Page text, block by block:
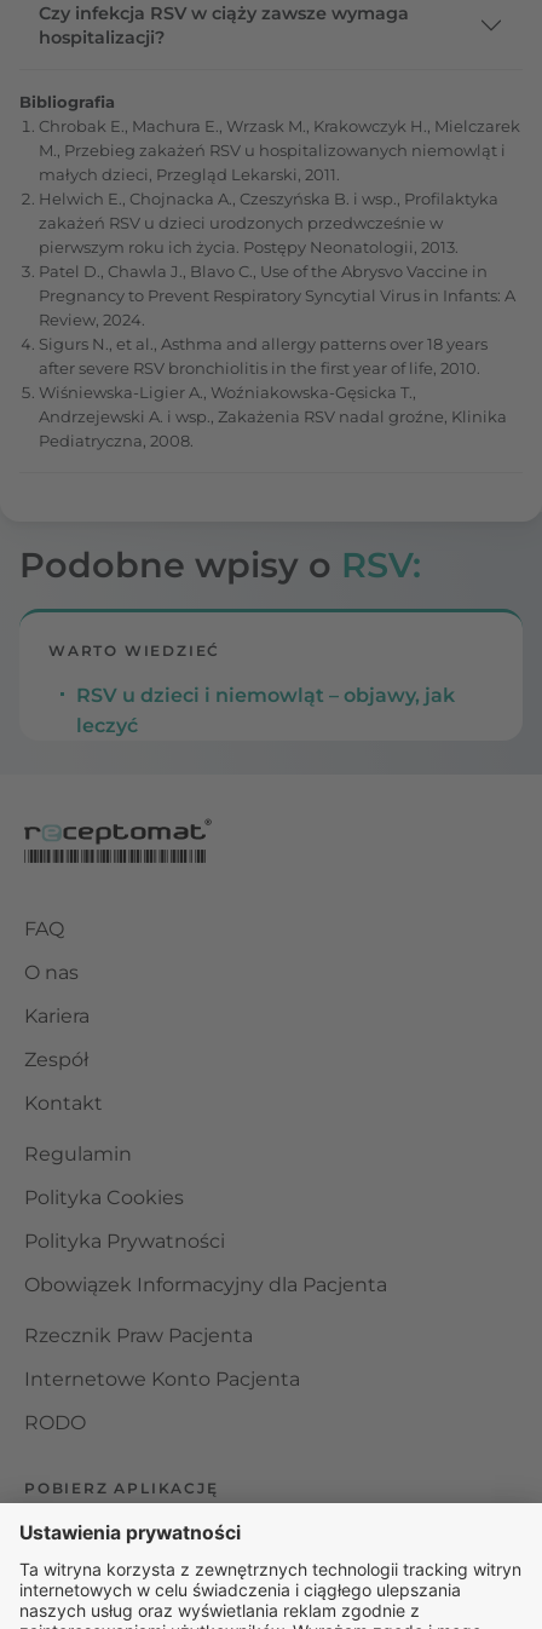
Czy infekcja RSV w ciąży zawsze wymaga
hospitalizacji?
Bibliografia
Chrobak E., Machura E., Wrzask M., Krakowczyk H., Mielczarek
M., Przebieg zakażeń RSV u hospitalizowanych niemowląt i
małych dzieci, Przegląd Lekarski, 2011.
Helwich E., Chojnacka A., Czeszyńska B. i wsp., Profilaktyka
zakażeń RSV u dzieci urodzonych przedwcześnie w
pierwszym roku ich życia. Postępy Neonatologii, 2013.
Patel D., Chawla J., Blavo C., Use of the Abrysvo Vaccine in
Pregnancy to Prevent Respiratory Syncytial Virus in Infants: A
Review, 2024.
Sigurs N., et al., Asthma and allergy patterns over 18 years
after severe RSV bronchiolitis in the first year of life, 2010.
Wiśniewska-Ligier A., Woźniakowska-Gęsicka T.,
Andrzejewski A. i wsp., Zakażenia RSV nadal groźne, Klinika
Pediatryczna, 2008.
Podobne wpisy o RSV:
WARTO WIEDZIEĆ
RSV u dzieci i niemowląt – objawy, jak
leczyć
FAQ
O nas
Kariera
Zespół
Kontakt
Regulamin
Polityka Cookies
Polityka Prywatności
Obowiązek Informacyjny dla Pacjenta
Rzecznik Praw Pacjenta
Internetowe Konto Pacjenta
RODO
POBIERZ APLIKACJĘ
Organizator udzielania świadczeń telemedycznych jest